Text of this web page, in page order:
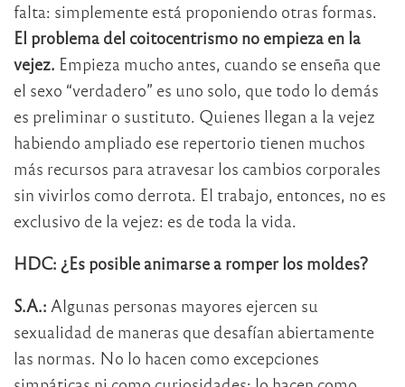
falta: simplemente está proponiendo otras formas.
El problema del coitocentrismo no empieza en la
vejez. Empieza mucho antes, cuando se enseña que
el sexo “verdadero” es uno solo, que todo lo demás
es preliminar o sustituto. Quienes llegan a la vejez
habiendo ampliado ese repertorio tienen muchos
más recursos para atravesar los cambios corporales
sin vivirlos como derrota. El trabajo, entonces, no es
exclusivo de la vejez: es de toda la vida.
HDC: ¿Es posible animarse a romper los moldes?
S.A.: Algunas personas mayores ejercen su
sexualidad de maneras que desafían abiertamente
las normas. No lo hacen como excepciones